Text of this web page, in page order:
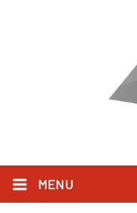
MENU
Cent jours.jpg